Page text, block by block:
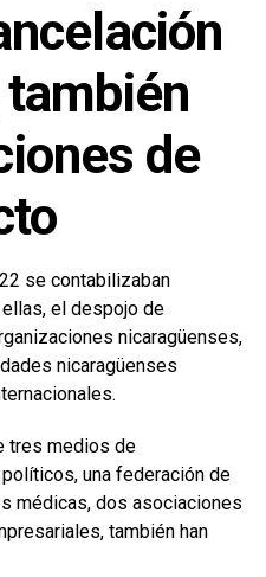
también
de
se contabilizaban
el despojo de
nicaragüenses,
nicaragüenses
tres medios de
una federación de
médicas, dos asociaciones
también han